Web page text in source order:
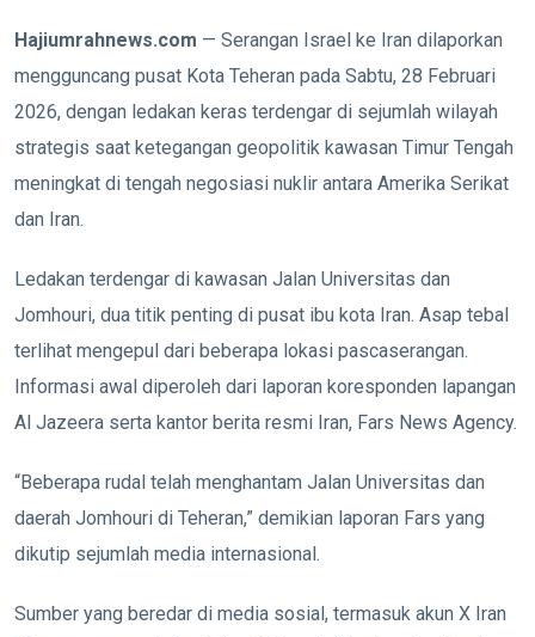
Hajiumrahnews.com — Serangan Israel ke Iran dilaporkan
mengguncang pusat Kota Teheran pada Sabtu, 28 Februari
2026, dengan ledakan keras terdengar di sejumlah wilayah
strategis saat ketegangan geopolitik kawasan Timur Tengah
meningkat di tengah negosiasi nuklir antara Amerika Serikat
dan Iran.
Ledakan terdengar di kawasan Jalan Universitas dan
Jomhouri, dua titik penting di pusat ibu kota Iran. Asap tebal
terlihat mengepul dari beberapa lokasi pascaserangan.
Informasi awal diperoleh dari laporan koresponden lapangan
Al Jazeera serta kantor berita resmi Iran, Fars News Agency.
“Beberapa rudal telah menghantam Jalan Universitas dan
daerah Jomhouri di Teheran,” demikian laporan Fars yang
dikutip sejumlah media internasional.
Sumber yang beredar di media sosial, termasuk akun X Iran